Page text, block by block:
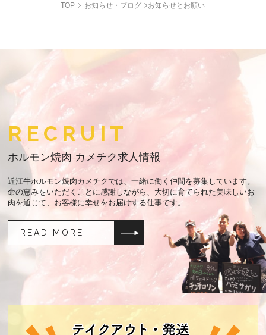
TOP お知らせ・ブログ お知らせとお願い
ホルモン焼肉 カメチク求人情報
RECRUIT
近江牛ホルモン焼肉カメチクでは、一緒に働く仲間を募集しています。
命の恵みをいただくことに感謝しながら、大切に育てられた美味しいお
肉を通じて、お客様に幸せをお届けする仕事です。
READ MORE